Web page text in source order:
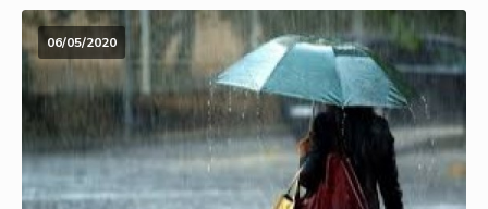
06/05/2020